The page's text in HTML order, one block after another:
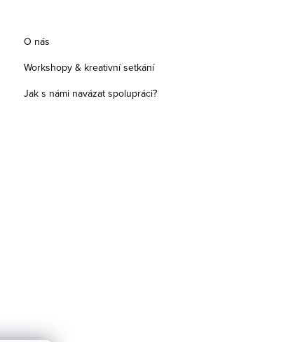
O nás
Workshopy & kreativní setkání
Jak s námi navázat spolupráci?